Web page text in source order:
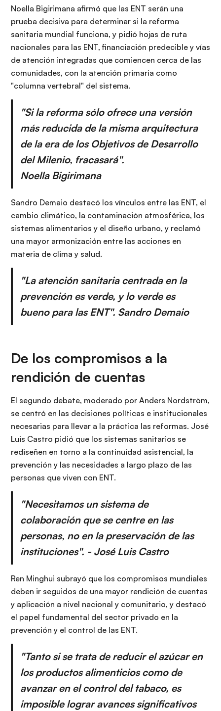
Noella Bigirimana afirmó que las ENT serán una
prueba decisiva para determinar si la reforma
sanitaria mundial funciona, y pidió hojas de ruta
nacionales para las ENT, financiación predecible y vías
de atención integradas que comiencen cerca de las
comunidades, con la atención primaria como
"columna vertebral" del sistema.
"Si la reforma sólo ofrece una versión
más reducida de la misma arquitectura
de la era de los Objetivos de Desarrollo
del Milenio, fracasará".
Noella Bigirimana
Sandro Demaio destacó los vínculos entre las ENT, el
cambio climático, la contaminación atmosférica, los
sistemas alimentarios y el diseño urbano, y reclamó
una mayor armonización entre las acciones en
materia de clima y salud.
"La atención sanitaria centrada en la
prevención es verde, y lo verde es
bueno para las ENT". Sandro Demaio
De los compromisos a la
rendición de cuentas
El segundo debate, moderado por Anders Nordström,
se centró en las decisiones políticas e institucionales
necesarias para llevar a la práctica las reformas. José
Luis Castro pidió que los sistemas sanitarios se
rediseñen en torno a la continuidad asistencial, la
prevención y las necesidades a largo plazo de las
personas que viven con ENT.
"Necesitamos un sistema de
colaboración que se centre en las
personas, no en la preservación de las
instituciones". - José Luis Castro
Ren Minghui subrayó que los compromisos mundiales
deben ir seguidos de una mayor rendición de cuentas
y aplicación a nivel nacional y comunitario, y destacó
el papel fundamental del sector privado en la
prevención y el control de las ENT.
"Tanto si se trata de reducir el azúcar en
los productos alimenticios como de
avanzar en el control del tabaco, es
imposible lograr avances significativos